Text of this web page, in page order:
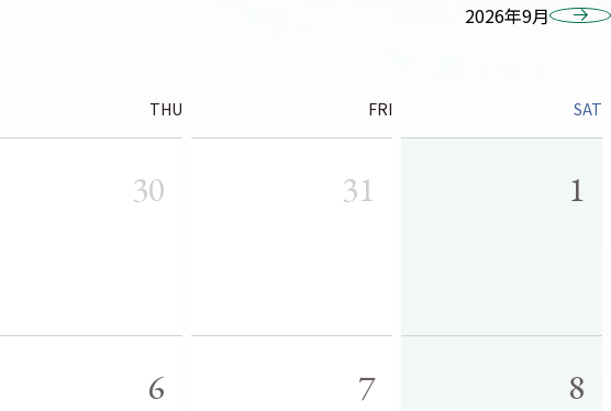
2026年9月
THU FRI SAT
30 31 1
6 7 8